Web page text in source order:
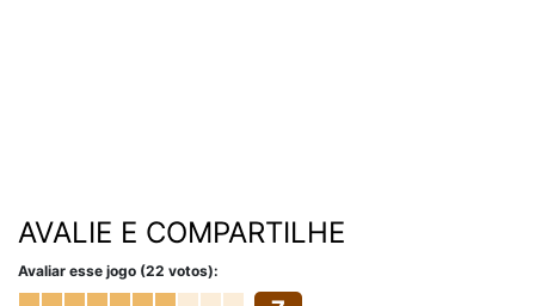
AVALIE E COMPARTILHE
Avaliar esse jogo (22 votos):